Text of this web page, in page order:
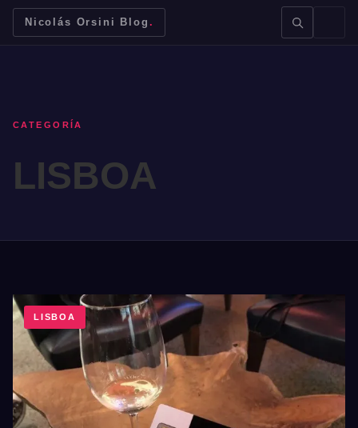
Nicolás Orsini Blog .
Mendoza Malbec Bodegas Jujuy
CATEGORÍA
LISBOA
LISBOA